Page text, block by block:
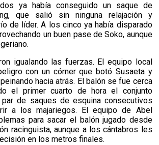
ya había conseguido un saque de
que salió sin ninguna relajación y
de líder. A los cinco ya había disparado
un buen pase de Soko, aunque
igualando las fuerzas. El equipo local
con un córner que botó Susaeta y
hacia atrás. El balón se fue cerca
el primer cuarto de hora el conjunto
de saques de esquina consecutivos
a los majariegos. El equipo de Abel
para sacar el balón jugado desde
racinguista, aunque a los cántabros les
en los metros finales.